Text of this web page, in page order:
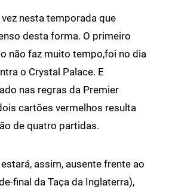
nesta temporada que
desta forma. O primeiro
não faz muito tempo,foi no dia
o Crystal Palace. E
nas regras da Premier
cartões vermelhos resulta
de quatro partidas.
assim, ausente frente ao
final da Taça da Inglaterra),